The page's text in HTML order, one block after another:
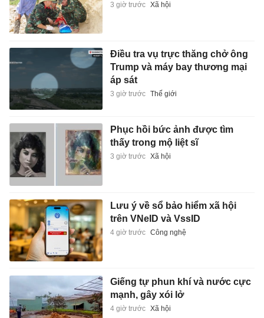
3 giờ trước Xã hội
Điều tra vụ trực thăng chở ông
Trump và máy bay thương mại
áp sát
3 giờ trước Thế giới
Phục hồi bức ảnh được tìm
thấy trong mộ liệt sĩ
3 giờ trước Xã hội
Lưu ý về sổ bảo hiểm xã hội
trên VNeID và VssID
4 giờ trước Công nghệ
Giếng tự phun khí và nước cực
mạnh, gây xói lở
4 giờ trước Xã hội